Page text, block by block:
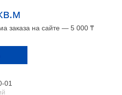
заказа на сайте — 5 000 ₸
01